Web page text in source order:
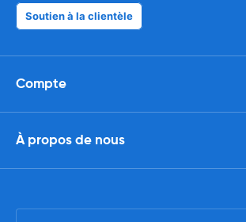
Soutien à la clientèle
Compte
À propos de nous